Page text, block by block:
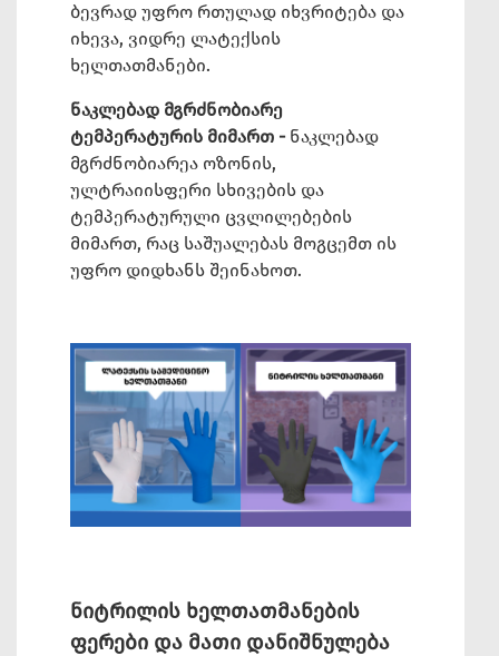
ბევრად უფრო რთულად იხვრიტება და
იხევა, ვიდრე ლატექსის
ხელთათმანები.
ნაკლებად მგრძნობიარე
ტემპერატურის მიმართ - ნაკლებად
მგრძნობიარეა ოზონის,
ულტრაიისფერი სხივების და
ტემპერატურული ცვლილებების
მიმართ, რაც საშუალებას მოგცემთ ის
უფრო დიდხანს შეინახოთ.
ნიტრილის ხელთათმანების
ფერები და მათი დანიშნულება